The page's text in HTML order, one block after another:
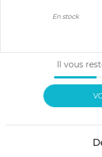
En stock
Il vous